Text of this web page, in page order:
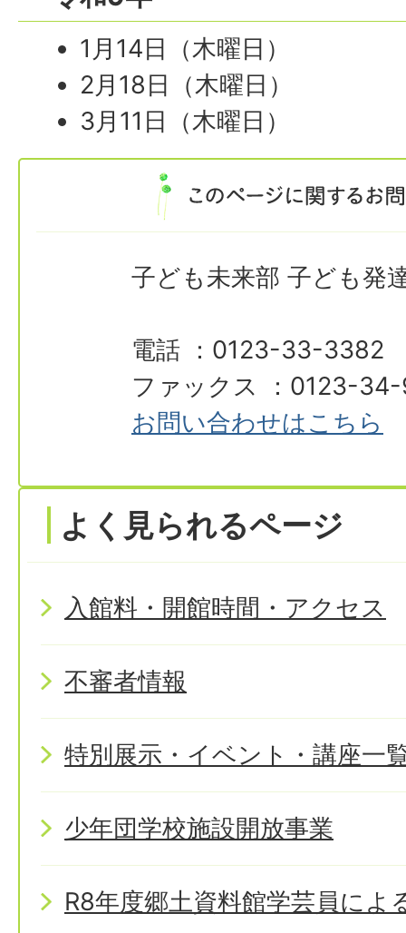
1月14日（木曜日）
2月18日（木曜日）
3月11日（木曜日）
子ども未来部 子ども発
電話 ：0123-33-3382
ファックス ：0123-
お問い合わせはこちら
よく見られるページ
入館料・開館時間・アクセス
不審者情報
特別展示・イベント・講座一
少年団学校施設開放事業
R8年度郷土資料館学芸員によ